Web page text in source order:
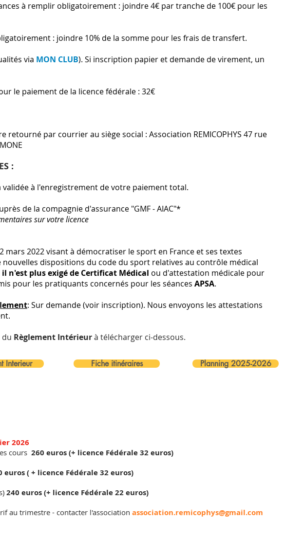
à remplir obligatoirement : joindre 4€ par tranche de 100€ pour les
: joindre 10% de la somme pour les frais de transfert.
via MON CLUB). Si inscription papier et demande de virement, un
le paiement de la licence fédérale : 32€
retourné par courrier au siège social : Association REMICOPHYS 47 rue
:
validée à l'enregistrement de votre paiement total.
de la compagnie d'assurance "GMF - AIAC"*
sur votre licence
mars 2022 visant à démocratiser le sport en France et ses textes
dispositions du code du sport relatives au contrôle médical
il n'est plus exigé de Certificat Médical ou d'attestation médicale pour
pour les pratiquants concernés pour les séances APSA.
: Sur demande (voir inscription). Nous envoyons les attestations
Règlement Intérieurà télécharger ci-dessous.
Interieur Fiche itinéraires Planning 2025-2026
2026
cours 260 euros (+ licence Fédérale 32 euros)
euros ( + licence Fédérale 32 euros)
240 euros(+ licence Fédérale 22 euros)
au trimestre - contacter l'association association.remicophys@gmail.com